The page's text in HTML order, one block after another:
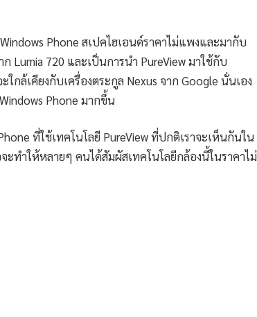
Phone สเปคไฮเอนด์ราคาไม่แพงและมากับ
Lumia 720 และเป็นการนำ PureView มาใช้กับ
กล้เคียงกับเครื่องตระกูล Nexus จาก Google นั่นเอง
Phone มากขึ้น
ที่ใช้เทคโนโลยี PureView ที่ปกติเราจะเห็นกันใน
ะทำให้หลายๆ คนได้สัมผัสเทคโนโลยีกล้องนี้ในราคาไม่